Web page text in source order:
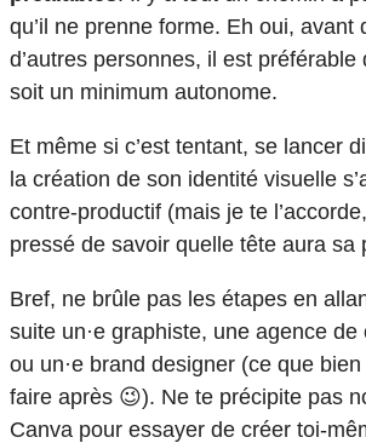
qu’il ne prenne forme. Eh oui, avant
d’autres personnes, il est préférable
soit un minimum autonome.
Et même si c’est tentant, se lancer
la création de son identité visuelle
contre-productif (mais je te
pressé de savoir quelle tête aura sa
Bref, ne brûle pas les étapes en
suite un·e graphiste, une agence de
ou un·e brand designer (ce que
faire après 😉). Ne te précipite pas
Canva pour essayer de créer toi-